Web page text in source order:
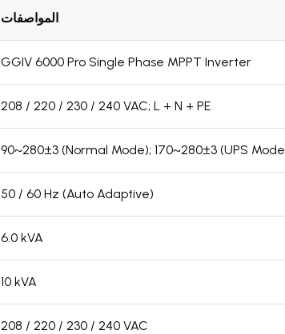
المواصفات
GGIV 6000 Pro Single Phase MPPT Inverter
208 / 220 / 230 / 240 VAC; L + N + PE
90~280±3 (Normal Mode); 170~280±3 (UPS
50 / 60 Hz (Auto Adaptive)
6.0 kVA
10 kVA
208 / 220 / 230 / 240 VAC